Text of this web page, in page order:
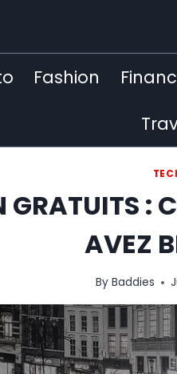
Fashion
GRATUITS :
AVEZ
By Baddies